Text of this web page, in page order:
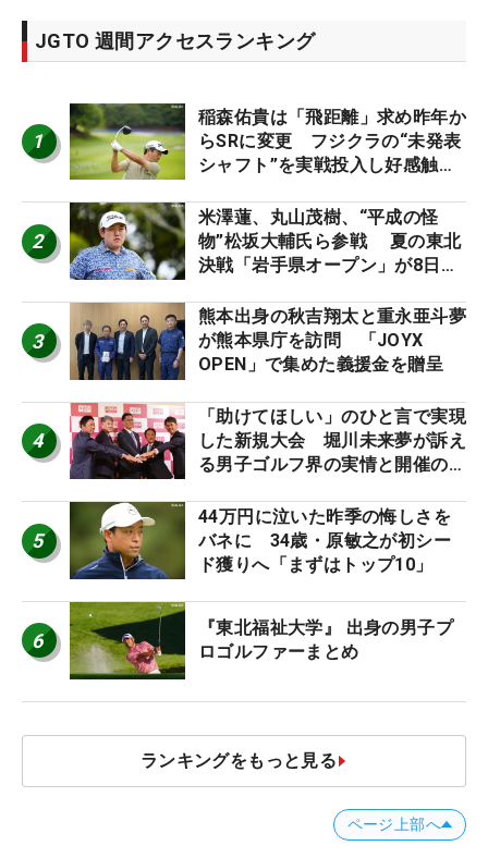
JGTO 週間アクセスランキング
1
稲森佑貴は「飛距離」求め昨年か
らSRに変更 フジクラの“未発表
シャフト”を実戦投入し好感触
ーのヒトネタ！】
2
米澤蓮、丸山茂樹、“平成の怪
物”松坂大輔氏ら参戦 夏の東北
決戦「岩手県オープン」が8日開
3
熊本出身の秋吉翔太と重永亜斗夢
が熊本県庁を訪問 「JOYX
OPEN」で集めた義援金を贈呈
4
「助けてほしい」のひと言で実現
した新規大会 堀川未来夢が訴え
る男子ゴルフ界の実情と開催の舞
5
44万円に泣いた昨季の悔しさを
バネに 34歳・原敏之が初シー
ド獲りへ「まずはトップ10」
6
『東北福祉大学』 出身の男子プ
ロゴルファーまとめ
ランキングをもっと見る
ページ上部へ